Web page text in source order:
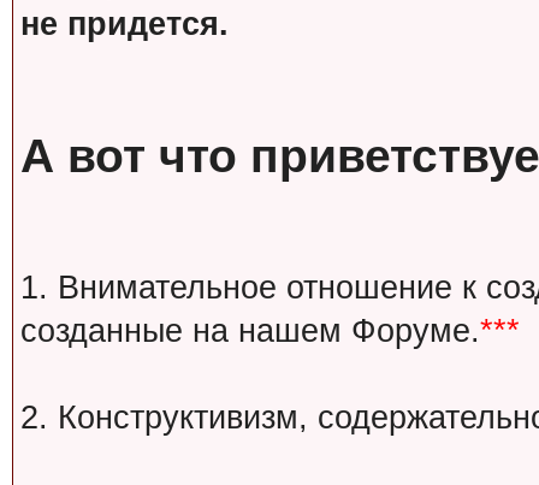
не придется.
А вот что
1. Внимательное отношение к
созданные на нашем Форуме.***
2. Конструктивизм,